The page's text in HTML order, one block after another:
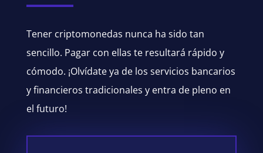
Tener criptomonedas nunca ha sido tan
sencillo. Pagar con ellas te resultará rápido y
cómodo. ¡Olvídate ya de los servicios bancarios
y financieros tradicionales y entra de pleno en
el futuro!